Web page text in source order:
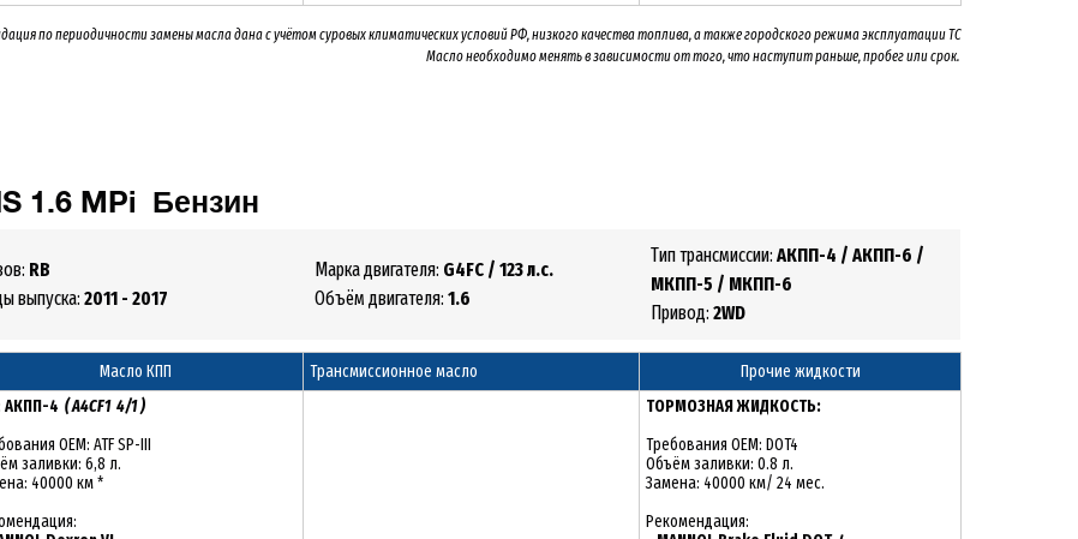
по периодичности замены масла дана с учётом суровых климатических условий РФ, низкого качества топлива, а также городского режима эксплуатации ТС
Масло необходимо менятьв зависимости от того, что наступит раньше, пробег или срок.
1.6 MPi Бензин
RB
выпуска: 2011 - 2017
Марка двигателя: G4FC / 123 л.с.
Объём двигателя: 1.6
Тип трансмиссии: АКПП-4 / АКПП-6 /
МКПП-5 / МКПП-6
Привод: 2WD
Масло КПП Трансмиссионное масло
Прочие жидкости
АКПП-4 ( A4CF1 4/1 )
OEM: ATF SP-III
заливки: 6,8 л.
40000 км *
ТОРМОЗНАЯ ЖИДКОСТЬ:
Требования OEM: DOT4
Объём заливки: 0.8 л.
Замена: 40000 км/ 24 мес.
Рекомендация: